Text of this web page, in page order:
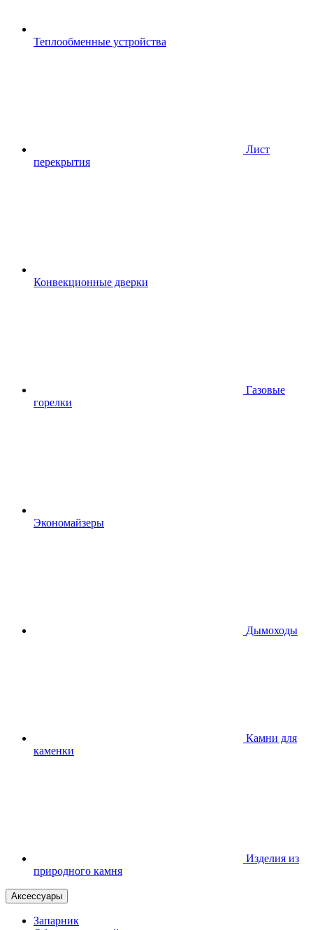
Теплообменные устройства
Лист
перекрытия
Конвекционные дверки
Газовые
горелки
Экономайзеры
Дымоходы
Камни для
каменки
Изделия из
природного камня
Аксессуары
Запарник